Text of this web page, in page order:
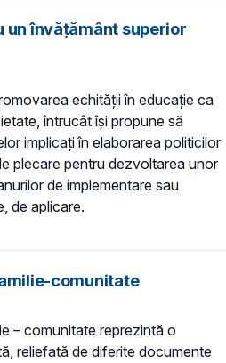
învățământ superior
echității în educație ca
întrucât își propune să
implicați în elaborarea politicilor
plecare pentru dezvoltarea unor
de implementare sau
de aplicare.
comunitate
– comunitate reprezintă o
reliefată de diferite documente